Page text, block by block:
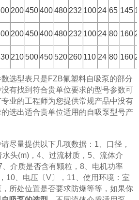
200 450 400 480 232 100 24 65 145
200 450 400 480 232 100 24 80 160
210 500 450 520 260 110 24 80 160
型表只是FZB氟塑料自吸泵的部分
有找到符合贵单位要求的型号参数可
业的工程师为您提供常规产品中没有
选出适合贵单位适用的自吸泵型号产
量提供以下几项数据：1、口径，
头(m)，4、过流材质，5、流体介
介质是否含有颗粒，8、电机功率
10、电压〔V〕，11、使用环境：室
所处位置是否要求防爆等等，如果你